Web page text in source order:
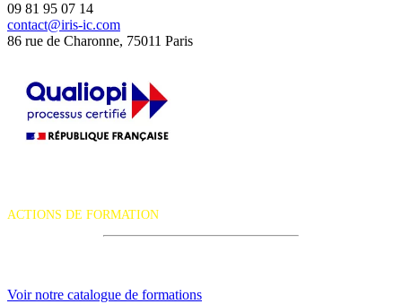
09 81 95 07 14
contact@iris-ic.com
86 rue de Charonne, 75011 Paris
ACTIONS DE FORMATION
Voir notre catalogue de formations